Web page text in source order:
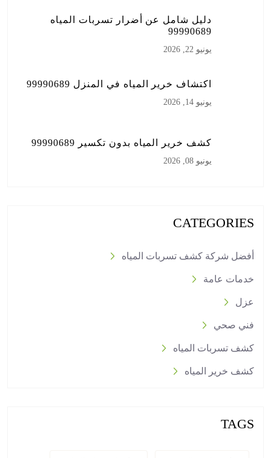
دليل شامل عن أضرار تسربات المياه
99990689
يونيو 22, 2026
اكتشاف خرير المياه في المنزل 99990689
يونيو 14, 2026
كشف خرير المياه بدون تكسير 99990689
يونيو 08, 2026
CATEGORIES
أفضل شركة كشف تسربات المياه
خدمات عامة
عزل
فني صحي
كشف تسربات المياه
كشف خرير المياه
TAGS